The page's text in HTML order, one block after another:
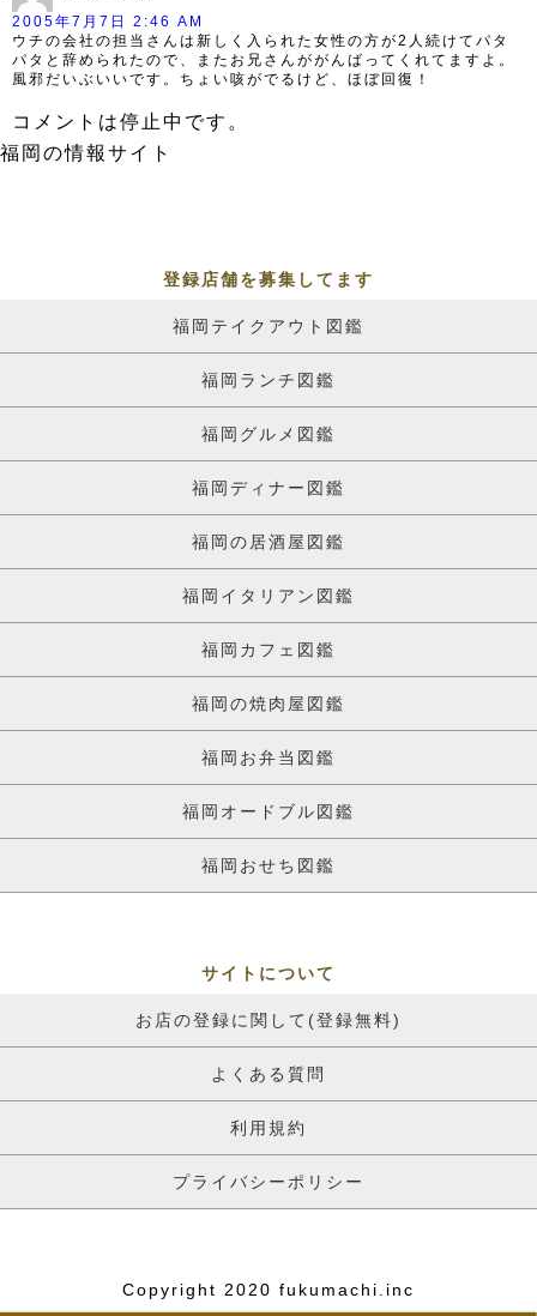
2005年7月7日 2:46 AM
ウチの会社の担当さんは新しく入られた女性の方が2人続けてパタ
パタと辞められたので、またお兄さんががんばってくれてますよ。
風邪だいぶいいです。ちょい咳がでるけど、ほぼ回復！
コメントは停止中です。
福岡の情報サイト
登録店舗を募集してます
福岡テイクアウト図鑑
福岡ランチ図鑑
福岡グルメ図鑑
福岡ディナー図鑑
福岡の居酒屋図鑑
福岡イタリアン図鑑
福岡カフェ図鑑
福岡の焼肉屋図鑑
福岡お弁当図鑑
福岡オードブル図鑑
福岡おせち図鑑
サイトについて
お店の登録に関して(登録無料)
よくある質問
利用規約
プライバシーポリシー
Copyright 2020 fukumachi.inc